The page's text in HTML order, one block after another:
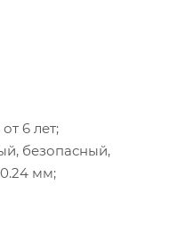
6 лет;
безопасный,
мм;